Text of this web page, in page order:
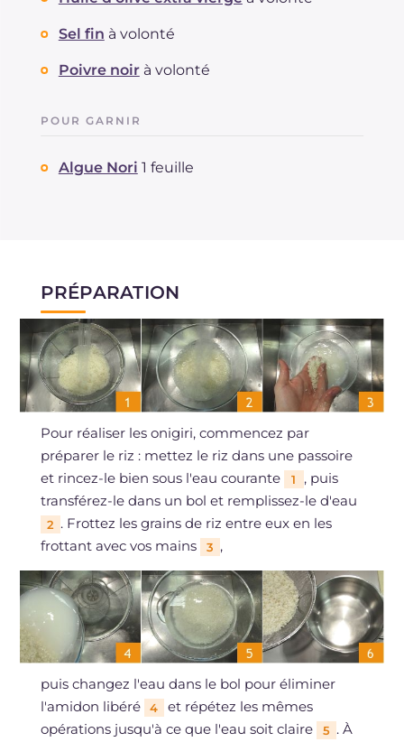
Sel fin à volonté
Poivre noir à volonté
POUR GARNIR
Algue Nori 1 feuille
PRÉPARATION
Pour réaliser les onigiri, commencez par
préparer le riz : mettez le riz dans une passoire
et rincez-le bien sous l'eau courante
1
, puis
transférez-le dans un bol et remplissez-le d'eau
2 . Frottez les grains de riz entre eux en les
frottant avec vos mains
3 ,
puis changez l'eau dans le bol pour éliminer
l'amidon libéré
4
et répétez les mêmes
opérations jusqu'à ce que l'eau soit claire
5 . À